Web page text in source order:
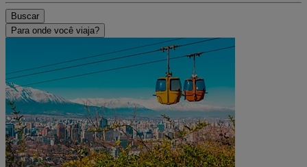
Buscar
Para onde você viaja?